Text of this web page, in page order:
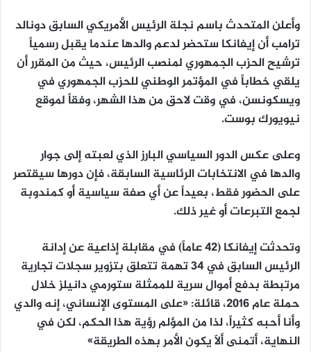
وأعلن المتحدث باسم نجلة الرئيس الأمريكي السابق دونالد
ترامب أن إيفانكا ستحضر لدعم والدها عندما يقبل رسمياً
ترشيح الحزب الجمهوري لمنصب الرئيس، حيث من المقرر أن
يلقي خطاباً في المؤتمر الوطني للحزب الجمهوري في
ويسكونسن، في وقت لاحق من هذا الشهر، وفقاً لموقع
نيويورك بوست.
وعلى عكس الدور السياسي البارز الذي لعبته إلى جوار
والدها في الانتخابات الرئاسية السابقة، فإن دورها سيقتصر
على الحضور فقط، بعيداً عن أي صفة سياسية أو كمندوبة
لجمع التبرعات أو غير ذلك.
وتحدثت إيفانكا (42 عاماً) في مقابلة إذاعية عن إدانة
الرئيس السابق في 34 تهمة تتعلق بتزوير سجلات تجارية
مرتبطة بدفع أموال سرية للممثلة ستورمي دانيلز خلال
حملة عام 2016، قائلة: «على المستوى الإنساني، إنه والدي
وأنا أحبه كثيراً، لذا من المؤلم رؤية هذا الحكم، لكن في
النهاية، أتمنى ألاّ يكون الأمر بهذه الطريقة»